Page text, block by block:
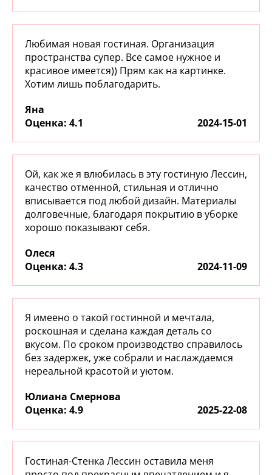
Любимая новая гостиная. Организация
пространства супер. Все самое нужное и
красивое имеется)) Прям как на картинке.
Хотим лишь поблагодарить.
Яна
: 4.1 2024-15-01
Ой, как же я влюбилась в эту гостиную Лессин,
качество отменной, стильная и отлично
вписывается под любой дизайн. Материалы
долговечные, благодаря покрытию в уборке
хорошо показывают себя.
Олеся
: 4.3 2024-11-09
Я имеено о такой гостинной и мечтала,
роскошная и сделана каждая деталь со
вкусом. По сроком производство справилось
без задержек, уже собрали и наслаждаемся
нереальной красотой и уютом.
Юлиана Смернова
: 4.9 2025-22-08
Гостиная-Стенка Лессин оставила меня